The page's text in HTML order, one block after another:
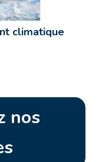
climatique
nos